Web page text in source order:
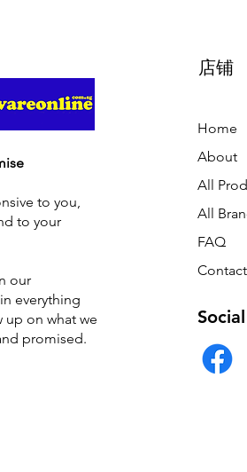
to you,
to your
our
n everything
on what we
promised.
店铺
Home
About
All
All
FAQ
Social